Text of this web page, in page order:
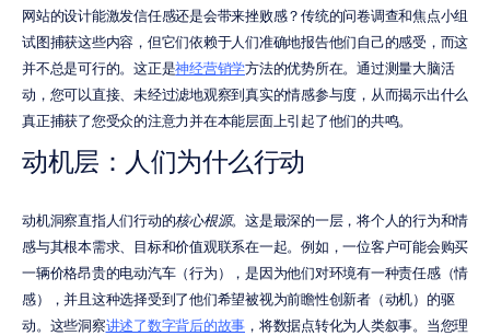
网站的设计能激发信任感还是会带来挫败感？传统的问卷调查和焦点小组
试图捕获这些内容，但它们依赖于人们准确地报告他们自己的感受，而这
并不总是可行的。这正是神经营销学方法的优势所在。通过测量大脑活
动，您可以直接、未经过滤地观察到真实的情感参与度，从而揭示出什么
真正捕获了您受众的注意力并在本能层面上引起了他们的共鸣。
动机层：人们为什么行动
动机洞察直指人们行动的核心根源。这是最深的一层，将个人的行为和情
感与其根本需求、目标和价值观联系在一起。例如，一位客户可能会购买
一辆价格昂贵的电动汽车（行为），是因为他们对环境有一种责任感（情
感），并且这种选择受到了他们希望被视为前瞻性创新者（动机）的驱
动。这些洞察讲述了数字背后的故事 ，将数据点转化为人类叙事。当您理